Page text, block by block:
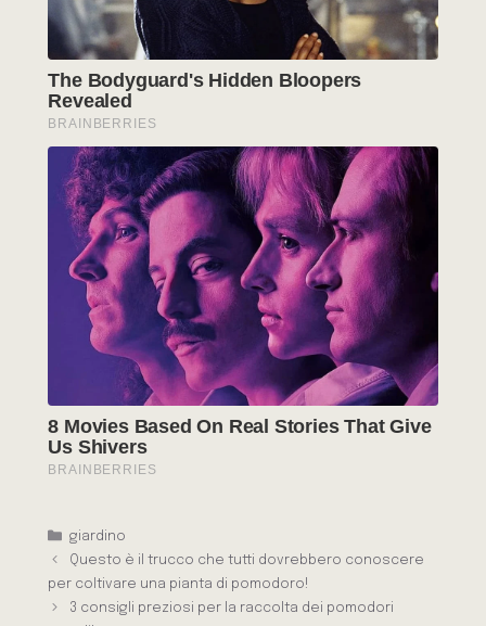
Categorie
giardino
Questo è il trucco che tutti dovrebbero conoscere
per coltivare una pianta di pomodoro!
3 consigli preziosi per la raccolta dei pomodori